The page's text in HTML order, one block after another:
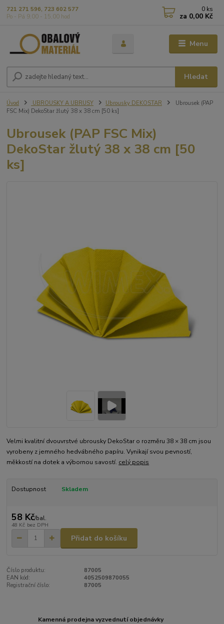
Menu
Hledat
721 271 596, 723 602 577
Po - Pá 9,00 - 15,00 hod
0 ks
za 0,00 Kč
Úvod UBROUSKY A UBRUSY Ubrousky DEKOSTAR
Ubrousek (PAP
FSC Mix) DekoStar žlutý 38 x 38 cm [50 ks]
Ubrousek (PAP FSC Mix)
DekoStar žlutý 38 x 38 cm [50
ks]
Velmi kvalitní dvouvrstvé ubrousky DekoStar o rozměru 38 × 38 cm jsou
vyrobeny z jemného hedvábného papíru. Vynikají svou pevností,
měkkostí na dotek a výbornou savostí. celý popis
Dostupnost Skladem
58 Kč/bal.
48 Kč bez DPH
Přidat do košíku
Číslo produktu:
87005
EAN kód:
4052509870055
Registrační číslo:
87005
Kamenná prodejna vyzvednutí objednávky